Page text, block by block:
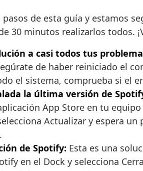
de esta guía y estamos
30 minutos realizarlos todos.
a casi todos tus
de haber reiniciado el
el sistema, comprueba si el
la última versión de
App Store en tu equipo
Actualizar y espera
de Spotify: Esta es una
en el Dock y selecciona